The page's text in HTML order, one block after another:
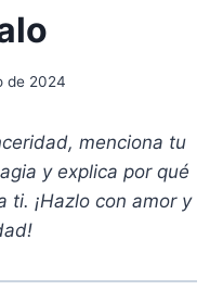
de 2024
menciona tu
y explica por qué
ti. ¡Hazlo con amor y